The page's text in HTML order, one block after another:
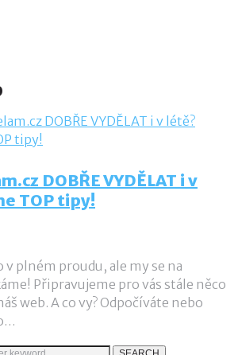
DOBŘE VYDĚLAT i v
TOP tipy!
v plném proudu, ale my se na
Připravujeme pro vás stále něco
web. A co vy? Odpočíváte nebo